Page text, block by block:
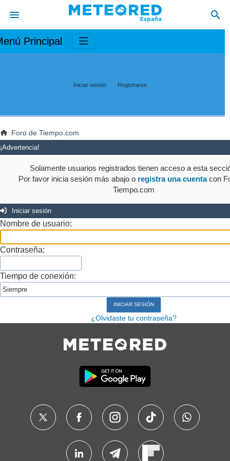
Principal
Iniciar sesión Registrarse
Foro de Tiempo.com
¡Advertencia!
Solamente usuarios registrados tienen acceso a esta
Por favor inicia sesión más abajo o registra una cuentacon
Tiempo.com
Iniciar sesión
Nombre de usuario:
Contraseña:
Tiempo de conexión:
¿Olvidaste tu contraseña?